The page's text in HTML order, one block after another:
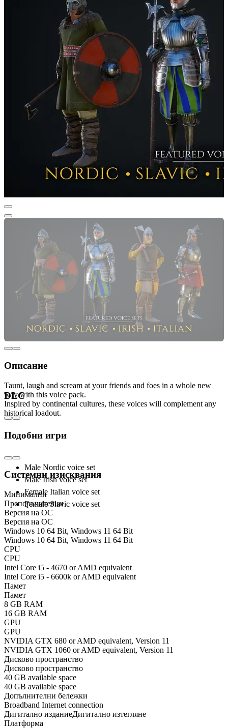
Описание
Taunt, laugh and scream at your friends and foes in a whole new
way with this voice pack.
Inspired by continental cultures, these voices will complement any
historical loadout.
Includes:
Male Nordic voice set
Male Irish voice set
Female Italian voice set
Female Slavic voice set
DLC
Подобни игри
Системни изисквания
Минимални
Препоръчителни
Версия на ОС
Версия на ОС
Windows 10 64 Bit, Windows 11 64 Bit
Windows 10 64 Bit, Windows 11 64 Bit
CPU
CPU
Intel Core i5 - 4670 or AMD equivalent
Intel Core i5 - 6600k or AMD equivalent
Памет
Памет
8 GB RAM
16 GB RAM
GPU
GPU
NVIDIA GTX 680 or AMD equivalent, Version 11
NVIDIA GTX 1060 or AMD equivalent, Version 11
Дисково пространство
Дисково пространство
40 GB available space
40 GB available space
Допълнителни бележки
Broadband Internet connection
Дигитално изданиеДигитално изтегляне
Платформа